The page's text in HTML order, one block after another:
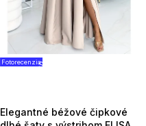
FotorecenziaSUMMER SALE -35% ?
Elegantné béžové čipkové